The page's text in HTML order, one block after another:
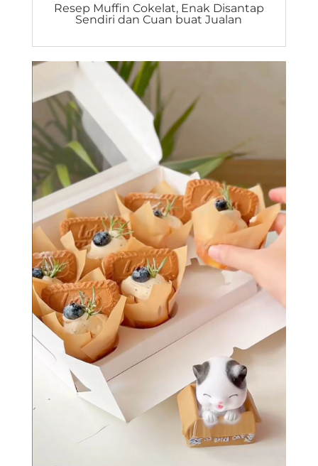
Resep Muffin Cokelat, Enak Disantap
Sendiri dan Cuan buat Jualan